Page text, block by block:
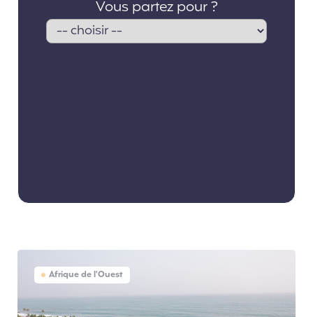
Afrique de l'Ouest